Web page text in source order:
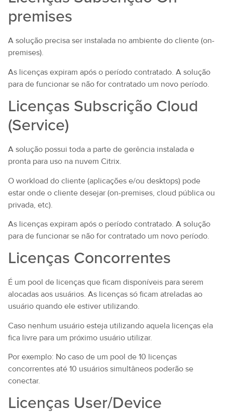
premises
A solução precisa ser instalada no ambiente do cliente (on-
premises).
As licenças expiram após o período contratado. A solução
para de funcionar se não for contratado um novo período.
Licenças Subscrição Cloud
(Service)
A solução possui toda a parte de gerência instalada e
pronta para uso na nuvem Citrix.
O workload do cliente (aplicações e/ou desktops) pode
estar onde o cliente desejar (on-premises, cloud pública ou
privada, etc).
As licenças expiram após o período contratado. A solução
para de funcionar se não for contratado um novo período.
Licenças Concorrentes
É um pool de licenças que ficam disponíveis para serem
alocadas aos usuários. As licenças só ficam atreladas ao
usuário quando ele estiver utilizando.
Caso nenhum usuário esteja utilizando aquela licenças ela
fica livre para um próximo usuário utilizar.
Por exemplo: No caso de um pool de 10 licenças
concorrentes até 10 usuários simultâneos poderão se
conectar.
Licenças User/Device